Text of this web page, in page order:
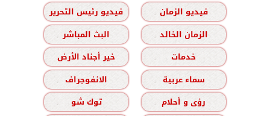
فيديو الزمان
فيديو رئيس التحرير
الزمان الخالد
البث المباشر
خدمات
خير أجناد الأرض
سماء عربية
الانفوجراف
رؤى و أحلام
توك شو